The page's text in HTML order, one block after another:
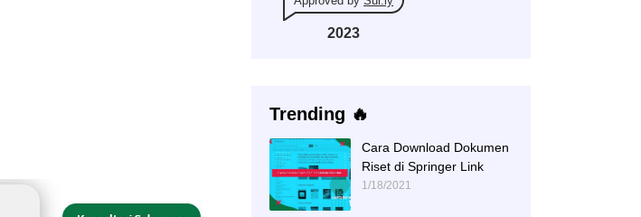
2023
Trending 🔥
Cara Download Dokumen
Riset di Springer Link
1/18/2021